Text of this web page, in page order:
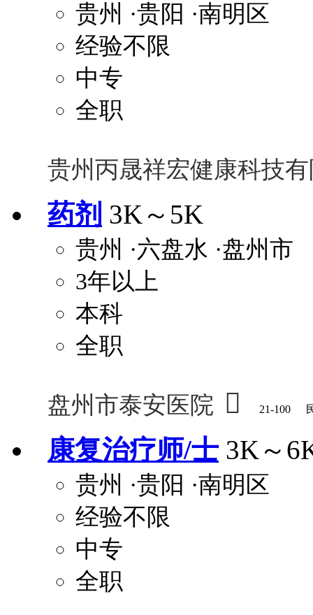
贵州 ·贵阳 ·南明区
经验不限
中专
全职
贵州丙晟祥宏健康科技
药剂 3K～5K
贵州 ·六盘水 ·盘州市
3年以上
本科
全职
盘州市泰安医院  21-100
康复治疗师/士 3K～
贵州 ·贵阳 ·南明区
经验不限
中专
全职